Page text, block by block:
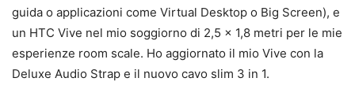
guida o applicazioni come Virtual Desktop o Big Screen), e
un HTC Vive nel mio soggiorno di 2,5 x 1,8 metri per le mie
esperienze room scale. Ho aggiornato il mio Vive con la
Deluxe Audio Strap e il nuovo cavo slim 3 in 1.